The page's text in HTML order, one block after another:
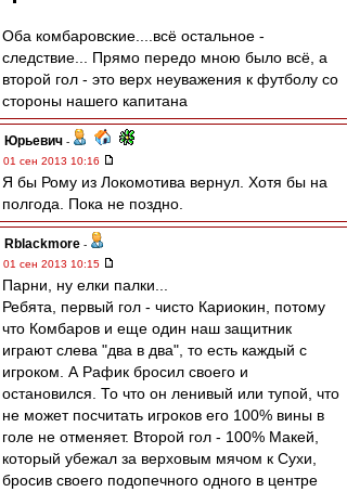
Оба комбаровские....всё остальное -
следствие... Прямо передо мною было всё, а
второй гол - это верх неуважения к футболу со
стороны нашего капитана
Юрьевич -
01 сен 2013 10:16
Я бы Рому из Локомотива вернул. Хотя бы на
полгода. Пока не поздно.
Rblackmore -
01 сен 2013 10:15
Парни, ну елки палки...
Ребята, первый гол - чисто Кариокин, потому
что Комбаров и еще один наш защитник
играют слева "два в два", то есть каждый с
игроком. А Рафик бросил своего и
остановился. То что он ленивый или тупой, что
не может посчитать игроков его 100% вины в
голе не отменяет. Второй гол - 100% Макей,
который убежал за верховым мячом к Сухи,
бросив своего подопечного одного в центре